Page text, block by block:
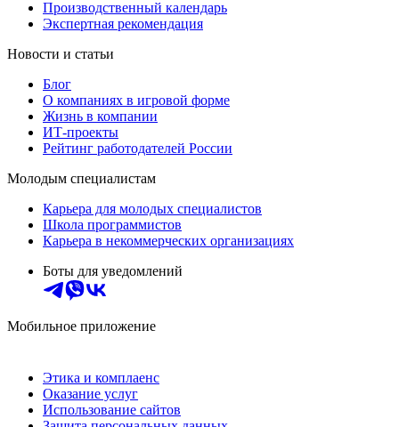
Производственный календарь
Экспертная рекомендация
Новости и статьи
Блог
О компаниях в игровой форме
Жизнь в компании
ИТ-проекты
Рейтинг работодателей России
Молодым специалистам
Карьера для молодых специалистов
Школа программистов
Карьера в некоммерческих организациях
Боты для уведомлений
Мобильное приложение
Этика и комплаенс
Оказание услуг
Использование сайтов